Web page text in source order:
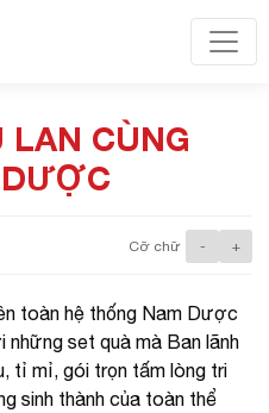
LAN CÙNG
Cỡ chữ - +
toàn hệ thống Nam Dược
những set quà mà Ban lãnh
tỉ mỉ, gói trọn tấm lòng tri
sinh thành của toàn thể